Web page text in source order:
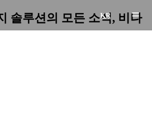
KR
솔루션의 모든 소식, 비나